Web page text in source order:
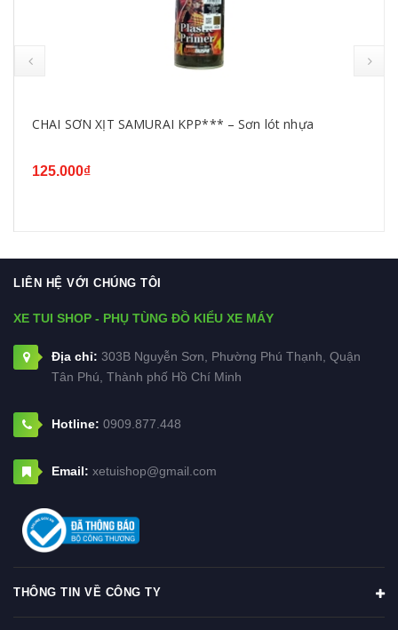
CHAI SƠN XỊT SAMURAI KPP*** – Sơn lót nhựa
125.000₫
LIÊN HỆ VỚI CHÚNG TÔI
XE TUI SHOP - PHỤ TÙNG ĐỒ KIỂU XE MÁY
Địa chỉ: 303B Nguyễn Sơn, Phường Phú Thạnh, Quận
Tân Phú, Thành phố Hồ Chí Minh
Hotline: 0909.877.448
Email: xetuishop@gmail.com
THÔNG TIN VỀ CÔNG TY